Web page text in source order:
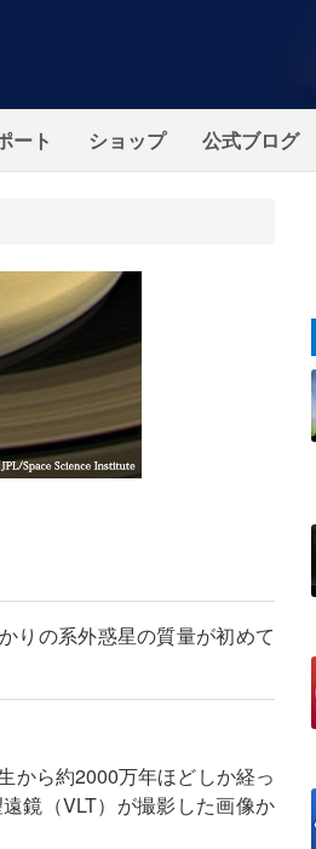
ート ショップ 公式ブログ
りの系外惑星の質量が初めて
から約2000万年ほどしか経っ
鏡（VLT）が撮影した画像か